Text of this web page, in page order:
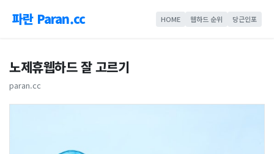
파란 Paran.cc HOME 웹하드 순위 당근인포
노제휴웹하드 잘 고르기
paran.cc